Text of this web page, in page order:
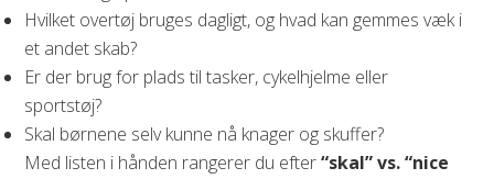
Hvilket overtøj bruges dagligt, og hvad kan gemmes væk i
et andet skab?
Er der brug for plads til tasker, cykelhjelme eller
sportstøj?
Skal børnene selv kunne nå knager og skuffer?
Med listen i hånden rangerer du efter“skal” vs. “nice